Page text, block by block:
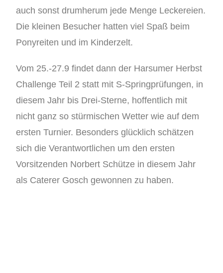
auch sonst drumherum jede Menge Leckereien.
Die kleinen Besucher hatten viel Spaß beim
Ponyreiten und im Kinderzelt.
Vom 25.-27.9 findet dann der Harsumer Herbst
Challenge Teil 2 statt mit S-Springprüfungen, in
diesem Jahr bis Drei-Sterne, hoffentlich mit
nicht ganz so stürmischen Wetter wie auf dem
ersten Turnier. Besonders glücklich schätzen
sich die Verantwortlichen um den ersten
Vorsitzenden Norbert Schütze in diesem Jahr
als Caterer Gosch gewonnen zu haben.